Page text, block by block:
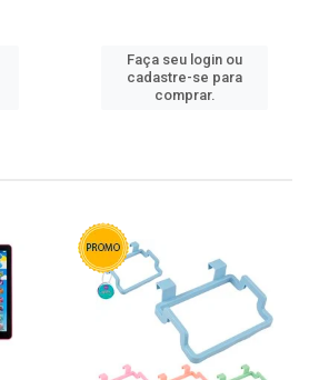
Faça seu login ou
cadastre-se para
comprar.